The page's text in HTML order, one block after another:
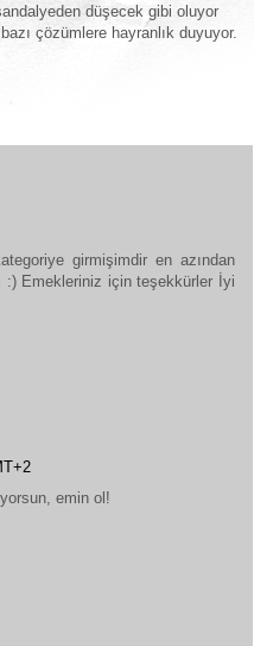
düşecek gibi oluyor
çözümlere hayranlık duyuyor.
girmişimdir en azından
:) Emekleriniz için teşekkürler İyi
emin ol!